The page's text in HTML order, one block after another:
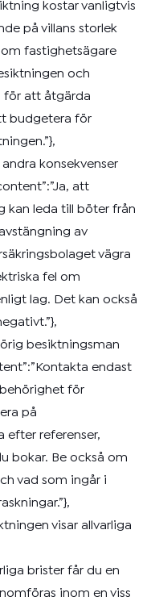
kostar vanligtvis
på villans storlek
fastighetsägare
och
för att åtgärda
budgetera för
andra konsekvenser
att
kan leda till böter från
av
vägra
fel om
lag. Det kan också
besiktningsman
endast
för
på
efter referenser,
bokar. Be också om
vad som ingår i
visar allvarliga
brister får du en
inom en viss